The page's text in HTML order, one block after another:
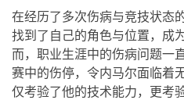
在经历了多次伤病与竞技状态
找到了自己的角色与位置，成
而，职业生涯中的伤病问题一
赛中的伤停，令内马尔面临着
仅考验了他的技术能力，更考